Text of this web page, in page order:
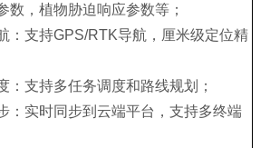
数，植物胁迫响应参数等；
：支持GPS/RTK导航，厘米级定位精
：支持多任务调度和路线规划；
：实时同步到云端平台，支持多终端